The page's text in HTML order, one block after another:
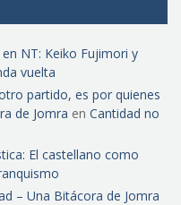
NT: Keiko Fujimori y
vuelta
partido, es por quienes
de Jomra en Cantidad no
El castellano como
– Una Bitácora de Jomra